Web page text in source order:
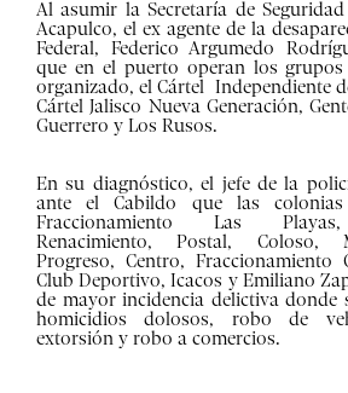
Al asumir la Secretaría de
Acapulco, el ex agente de la
Federal, Federico Argumedo
que en el puerto operan los
organizado, el Cártel Independiente
Cártel Jalisco Nueva Generación,
Guerrero y Los Rusos.
En su diagnóstico, el jefe de la
ante el Cabildo que las colonias
Fraccionamiento Las
Renacimiento, Postal, Coloso,
Progreso, Centro, Fraccionamiento
Club Deportivo, Icacos y Emiliano
de mayor incidencia delictiva donde
homicidios dolosos, robo de
extorsión y robo a comercios.